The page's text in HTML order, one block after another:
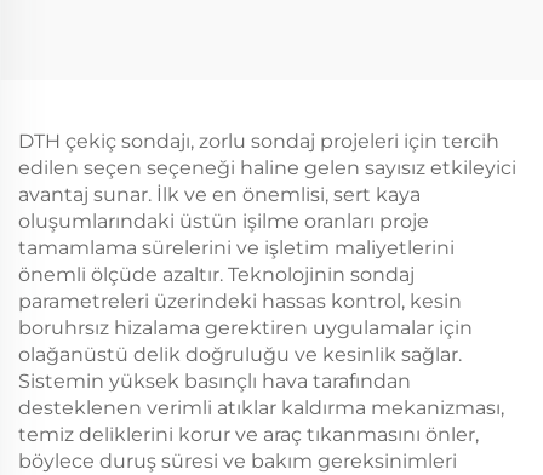
DTH çekiç sondajı, zorlu sondaj projeleri için tercih
edilen seçen seçeneği haline gelen sayısız etkileyici
avantaj sunar. İlk ve en önemlisi, sert kaya
oluşumlarındaki üstün işilme oranları proje
tamamlama sürelerini ve işletim maliyetlerini
önemli ölçüde azaltır. Teknolojinin sondaj
parametreleri üzerindeki hassas kontrol, kesin
boruhrsız hizalama gerektiren uygulamalar için
olağanüstü delik doğruluğu ve kesinlik sağlar.
Sistemin yüksek basınçlı hava tarafından
desteklenen verimli atıklar kaldırma mekanizması,
temiz deliklerini korur ve araç tıkanmasını önler,
böylece duruş süresi ve bakım gereksinimleri